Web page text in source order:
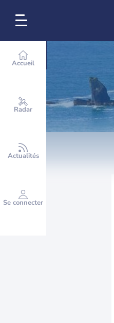
Accueil
Radar
Actualités
Se connecter